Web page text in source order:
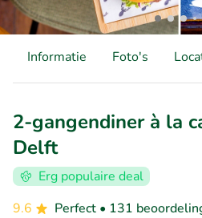
Informatie Foto's
2-gangendiner à la
Delft
Erg populaire deal
9.6
Perfect • 131